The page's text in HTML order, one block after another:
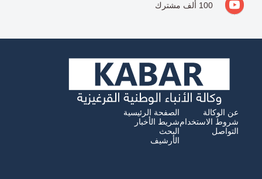
100 ألف مشترك
عن الوكالة
شروط الاستخدام
التواصل
الصفحة الرئيسية
شريط الأخبار
البحث
الأرشيف